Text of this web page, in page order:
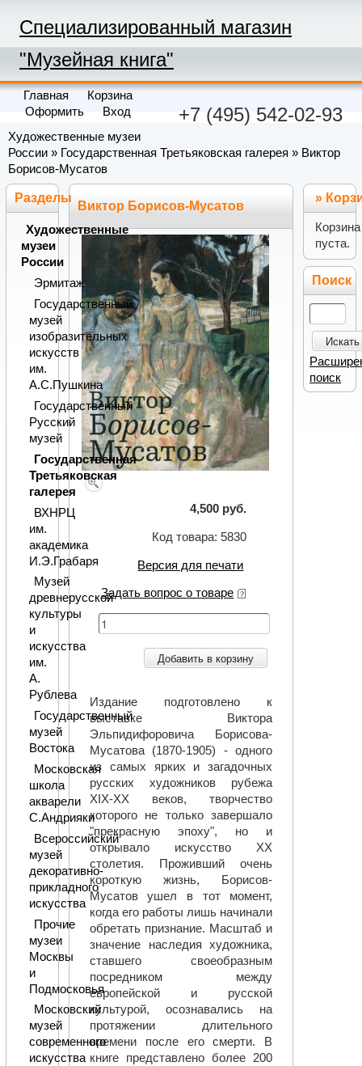
Специализированный магазин
"Музейная книга"
+7 (495) 542-02-93
Главная
Корзина
Оформить
Вход
Художественные музеи
России » Государственная Третьяковская галерея » Виктор
Борисов-Мусатов
Виктор Борисов-Мусатов
4,500 руб.
Код товара: 5830
Версия для печати
Задать вопрос о товаре
Добавить в корзину
Издание подготовлено к
выставке Виктора
Эльпидифоровича Борисова-
Мусатова (1870-1905) - одного
из самых ярких и загадочных
русских художников рубежа
XIX-XX веков, творчество
которого не только завершало
"прекрасную эпоху", но и
открывало искусство ХХ
столетия. Проживший очень
короткую жизнь, Борисов-
Мусатов ушел в тот момент,
когда его работы лишь начинали
обретать признание. Масштаб и
значение наследия художника,
ставшего своеобразным
посредником между
европейской и русской
культурой, осознавались на
протяжении длительного
времени после его смерти. В
книге представлено более 200
Разделы
Художественные
музеи
России
Эрмитаж
Государственный
музей
изобразительных
искусств
им.
А.С.Пушкина
Государственный
Русский
музей
Государственная
Третьяковская
галерея
ВХНРЦ
им.
академика
И.Э.Грабаря
Музей
древнерусской
культуры
и
искусства
им.
А.
Рублева
Государственный
музей
Востока
Московская
школа
акварели
С.Андрияки
Всероссийский
музей
декоративно-
прикладного
искусства
Прочие
музеи
Москвы
и
Подмосковья
Московский
музей
современного
искусства
»
Корзина
пуста.
Поиск
Искать
поиск